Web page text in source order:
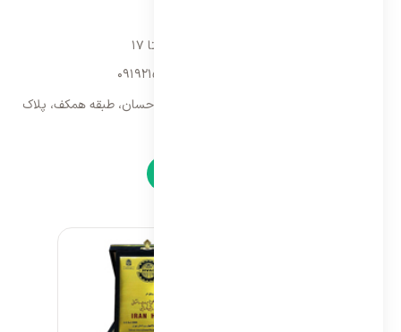
09192157173
تهران، سه راه امین حضور، مجتمع تجاری احسان، طبقه همکف، پلاک